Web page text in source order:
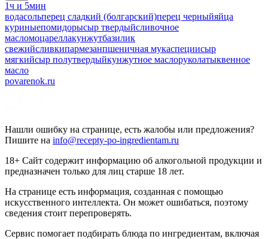
1ч и 5мин
водасольперец сладкий (болгарский)перец черныйяйца
куриныепомидорысыр твердыйсливочное
масломоцареллакунжутбазилик
свежийсливкипармезанпшеничная мукаспециисыр
мягкийсыр полутвердыйкунжутное маслоруколатыквенное
масло
povarenok.ru
Нашли ошибку на странице, есть жалобы или предложения?
Пишите на info@recepty-po-ingredientam.ru
18+ Сайт содержит информацию об алкогольной продукции и
предназначен только для лиц старше 18 лет.
На странице есть информация, созданная с помощью
искусственного интеллекта. Он может ошибаться, поэтому
сведения стоит перепроверять.
Сервис помогает подбирать блюда по ингредиентам, включая